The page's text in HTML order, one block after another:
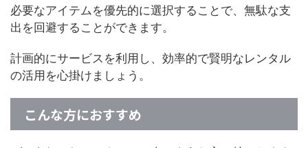
必要なアイテムを優先的に選択することで、無駄な支
出を回避することができます。
計画的にサービスを利用し、効率的で賢明なレンタル
の活用を心掛けましょう。
こんな方におすすめ